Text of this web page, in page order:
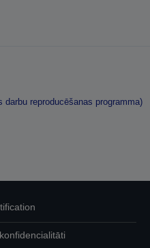
reproducēšanas programma)